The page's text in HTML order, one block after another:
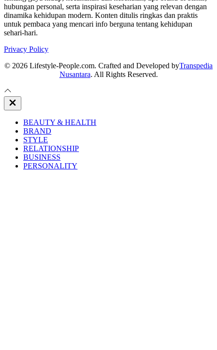
hubungan personal, serta inspirasi keseharian yang relevan dengan
dinamika kehidupan modern. Konten ditulis ringkas dan praktis
untuk pembaca yang mencari info berguna tentang kehidupan
sehari-hari.
Privacy Policy
© 2026 Lifestyle-People.com. Crafted and Developed byTranspedia
Nusantara. All Rights Reserved.
Close
Off
BEAUTY & HEALTH
BRAND
STYLE
RELATIONSHIP
BUSINESS
PERSONALITY